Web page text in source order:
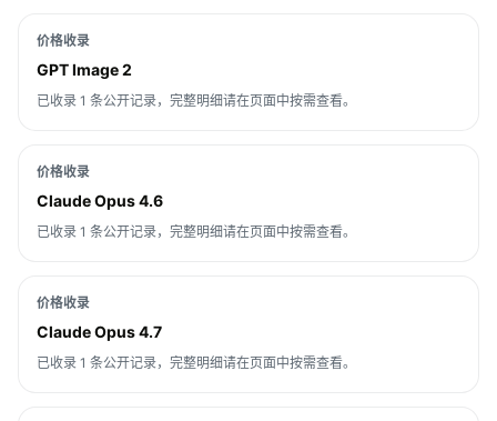
价格收录
GPT Image 2
已收录 1 条公开记录，完整明细请在页面中按需查看。
价格收录
Claude Opus 4.6
已收录 1 条公开记录，完整明细请在页面中按需查看。
价格收录
Claude Opus 4.7
已收录 1 条公开记录，完整明细请在页面中按需查看。